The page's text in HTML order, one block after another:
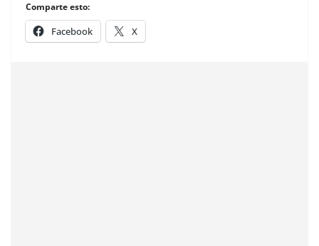
Comparte esto:
Facebook X